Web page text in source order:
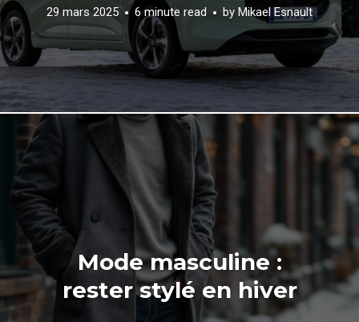
29 mars 2025 6 minute read by Mikael Esnault
Mode masculine :
rester stylé en hiver